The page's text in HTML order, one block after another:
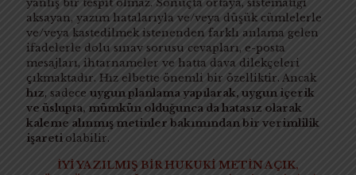
yanlış bir tespit olmaz. Sonuçta ortaya, sistematiği
aksayan, yazım hatalarıyla ve/veya düşük cümlelerle
ve/veya kastedilmek istenenden farklı anlama gelen
ifadelerle dolu sınav sorusu cevapları, e-posta
mesajları, ihtarnameler ve hatta dava dilekçeleri
çıkmaktadır. Hız elbette önemli bir özelliktir. Ancak
hız, sadece uygun planlama yapılarak, uygun içerik
ve üslupta, mümkün olduğunca da hatasız olarak
kaleme alınmış metinler bakımından bir verimlilik
işareti olabilir.
İYİ YAZILMIŞ BİR HUKUKİ METİN AÇIK,